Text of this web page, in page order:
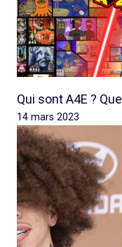
Qui sont A4E ?
14 mars 2023